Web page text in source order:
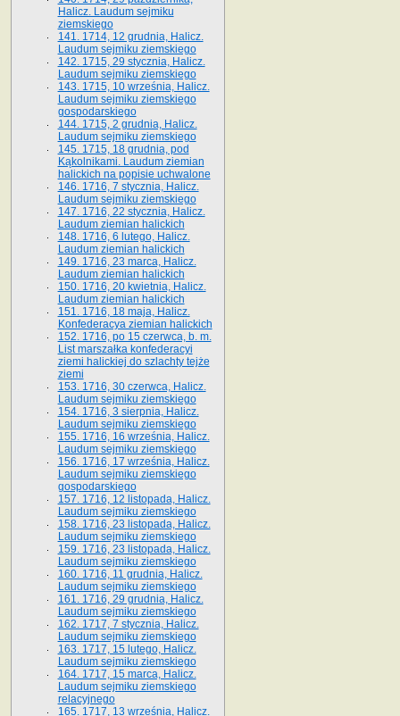
Halicz. Laudum sejmiku
ziemskiego
141. 1714, 12 grudnia, Halicz.
Laudum sejmiku ziemskiego
142. 1715, 29 stycznia, Halicz.
Laudum sejmiku ziemskiego
143. 1715, 10 września, Halicz.
Laudum sejmiku ziemskiego
gospodarskiego
144. 1715, 2 grudnia, Halicz.
Laudum sejmiku ziemskiego
145. 1715, 18 grudnia, pod
Kąkolnikami. Laudum ziemian
halickich na popisie uchwalone
146. 1716, 7 stycznia, Halicz.
Laudum sejmiku ziemskiego
147. 1716, 22 stycznia, Halicz.
Laudum ziemian halickich
148. 1716, 6 lutego, Halicz.
Laudum ziemian halickich
149. 1716, 23 marca, Halicz.
Laudum ziemian halickich
150. 1716, 20 kwietnia, Halicz.
Laudum ziemian halickich
151. 1716, 18 maja, Halicz.
Konfederacya ziemian halickich
152. 1716, po 15 czerwca, b. m.
List marszałka konfederacyi
ziemi halickiej do szlachty tejże
ziemi
153. 1716, 30 czerwca, Halicz.
Laudum sejmiku ziemskiego
154. 1716, 3 sierpnia, Halicz.
Laudum sejmiku ziemskiego
155. 1716, 16 września, Halicz.
Laudum sejmiku ziemskiego
156. 1716, 17 września, Halicz.
Laudum sejmiku ziemskiego
gospodarskiego
157. 1716, 12 listopada, Halicz.
Laudum sejmiku ziemskiego
158. 1716, 23 listopada, Halicz.
Laudum sejmiku ziemskiego
159. 1716, 23 listopada, Halicz.
Laudum sejmiku ziemskiego
160. 1716, 11 grudnia, Halicz.
Laudum sejmiku ziemskiego
161. 1716, 29 grudnia, Halicz.
Laudum sejmiku ziemskiego
162. 1717, 7 stycznia, Halicz.
Laudum sejmiku ziemskiego
163. 1717, 15 lutego, Halicz.
Laudum sejmiku ziemskiego
164. 1717, 15 marca, Halicz.
Laudum sejmiku ziemskiego
relacyjnego
165. 1717, 13 września, Halicz.